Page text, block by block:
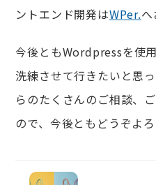
ントエンド開発はWPer.へ
今後ともWordpressを使
洗練させて行きたいと思
らのたくさんのご相談、
ので、今後ともどうぞよろ